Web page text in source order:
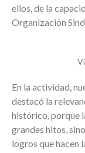
ellos, de la
Organización
En la actividad,
destacó la
histórico, porque
grandes hitos,
logros que hacen